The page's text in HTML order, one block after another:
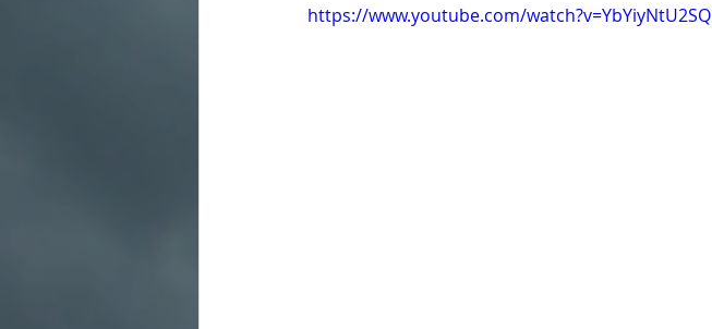
https://www.youtube.com/watch?v=YbYiyNtU2SQ